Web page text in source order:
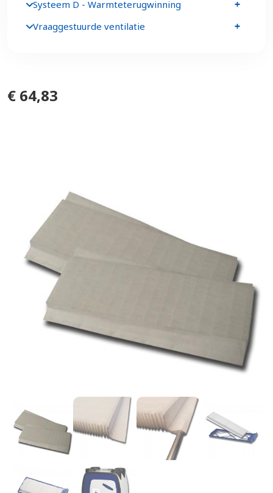
€ 64,83
Systeem D - Warmteterugwinning
Vraaggestuurde ventilatie